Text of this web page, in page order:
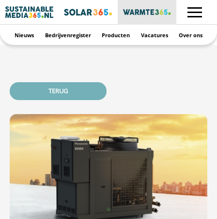
Nieuws Bedrijvenregister Producten Vacatures Over ons
TERUG